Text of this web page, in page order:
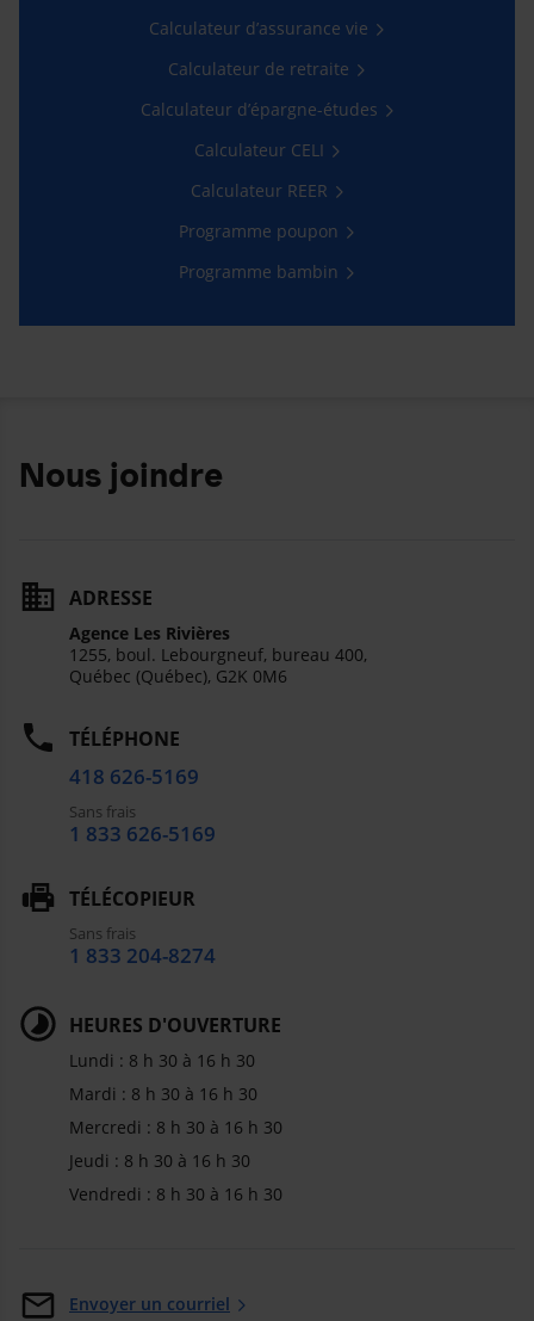
Calculateur d’assurance vie
Calculateur de retraite
Calculateur d’épargne-études
Calculateur CELI
Calculateur REER
Programme poupon
Programme bambin
Nous joindre
ADRESSE
Agence Les Rivières
1255, boul. Lebourgneuf, bureau 400,
Québec (Québec), G2K 0M6
TÉLÉPHONE
418 626-5169
Sans frais
1 833 626-5169
TÉLÉCOPIEUR
Sans frais
1 833 204-8274
HEURES D'OUVERTURE
Lundi : 8 h 30 à 16 h 30
Mardi : 8 h 30 à 16 h 30
Mercredi : 8 h 30 à 16 h 30
Jeudi : 8 h 30 à 16 h 30
Vendredi : 8 h 30 à 16 h 30
Envoyer un courriel